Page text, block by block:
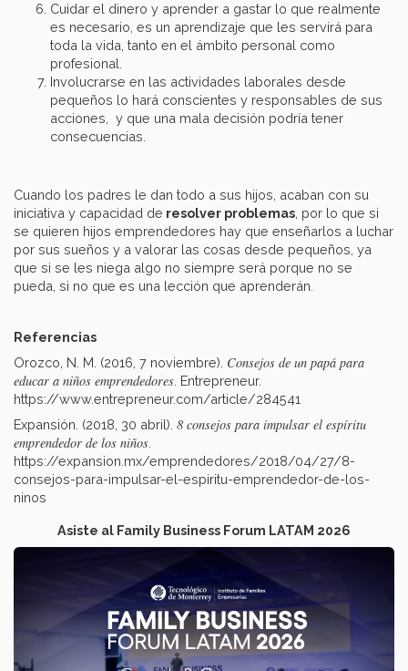
Cuidar el dinero y aprender a gastar lo que realmente
es necesario, es un aprendizaje que les servirá para
toda la vida, tanto en el ámbito personal como
profesional.
Involucrarse en las actividades laborales desde
pequeños lo hará conscientes y responsables de sus
acciones, y que una mala decisión podría tener
consecuencias.
Cuando los padres le dan todo a sus hijos, acaban con su
iniciativa y capacidad de resolver problemas , por lo que si
se quieren hijos emprendedores hay que enseñarlos a luchar
por sus sueños y a valorar las cosas desde pequeños, ya
que si se les niega algo no siempre será porque no se
pueda, si no que es una lección que aprenderán.
Referencias
Orozco, N. M. (2016, 7 noviembre). Consejos de un papá para
educar a niños emprendedores . Entrepreneur.
https://www.entrepreneur.com/article/284541
Expansión. (2018, 30 abril). 8 consejos para impulsar el espíritu
emprendedor de los niños
https://expansion.mx/emprendedores/2018/04/27/8-
consejos-para-impulsar-el-espiritu-emprendedor-de-los-
ninos
Asiste al Family Business Forum LATAM 2026